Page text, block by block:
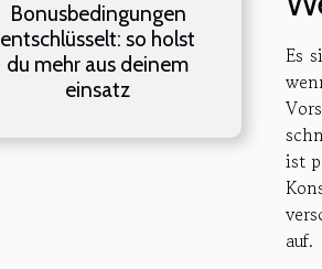
Bonusbedingungen
entschlüsselt: so holst
du mehr aus deinem
einsatz
Es
ist
auf.